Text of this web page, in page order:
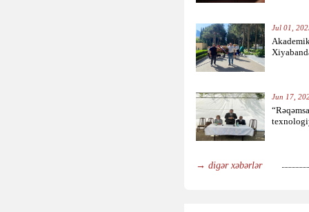
Jul 01,
Jun 17,
→ digər xəbərlər